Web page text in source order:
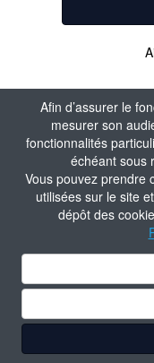
Afin d’assurer le
mesurer son
fonctionnalités
échéant sous
Vous pouvez prendre
utilisées sur le site
dépôt des